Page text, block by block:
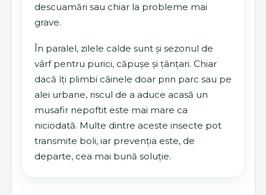
descuamări sau chiar la probleme mai
grave.
În paralel, zilele calde sunt și sezonul de
vârf pentru purici, căpușe și țânțari. Chiar
dacă îți plimbi câinele doar prin parc sau pe
alei urbane, riscul de a aduce acasă un
musafir nepoftit este mai mare ca
niciodată. Multe dintre aceste insecte pot
transmite boli, iar prevenția este, de
departe, cea mai bună soluție.